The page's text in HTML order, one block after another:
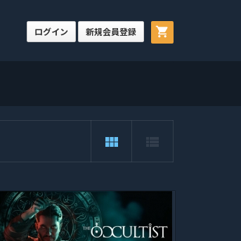
shopping_cart
ログイン 新規会員登録
view_module